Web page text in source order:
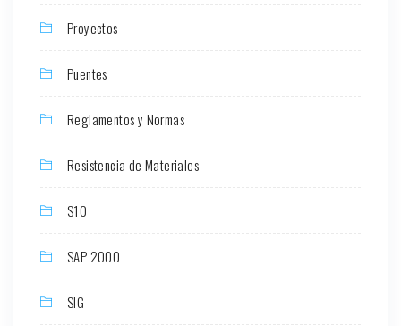
Proyectos
Puentes
Reglamentos y Normas
Resistencia de Materiales
S10
SAP 2000
SIG